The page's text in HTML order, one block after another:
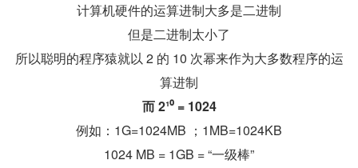
计算机硬件的运算进制大多是二进制
但是二进制太小了
所以聪明的程序猿就以 2 的 10 次幂来作为大多数程序的运
算进制
而 2¹⁰ = 1024
例如：1G=1024MB ；1MB=1024KB
1024 MB = 1GB = “一级棒”